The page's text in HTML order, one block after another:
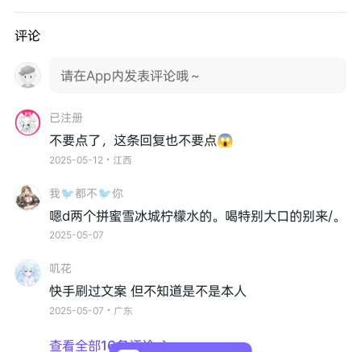
评论
请在App内发表评论哦～
已注册
不要点了，这条回复也不要点😱
2025-05-12・江西
我🐦都不🐦你
嗯d两个拼蜜雪冰城柠檬水的。喝特别大口的别来/。
2025-05-07
叽花
快手刷过文案 但不知道是不是本人
2025-05-07・广东
查看全部16条评论 